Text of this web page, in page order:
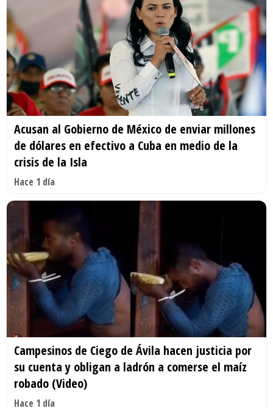
Acusan al Gobierno de México de enviar millones
de dólares en efectivo a Cuba en medio de la
crisis de la Isla
Hace 1 día
Campesinos de Ciego de Ávila hacen justicia por
su cuenta y obligan a ladrón a comerse el maíz
robado (Video)
Hace 1 día